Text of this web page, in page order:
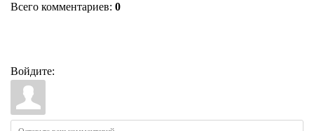
Всего комментариев: 0
Войдите: